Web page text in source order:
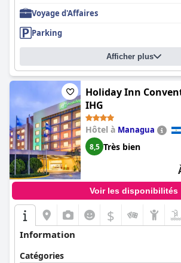
séjour agréable. Dans l'ensemble, l'Holiday Inn
bon choix pour les voyages d'affaires et de
Voyage d'Affaires
Parking
Afficher plus
Holiday Inn
IHG
Hôtel à Managua
8,5 Très bien
Voir les disponibilités
$
Information
Catégories